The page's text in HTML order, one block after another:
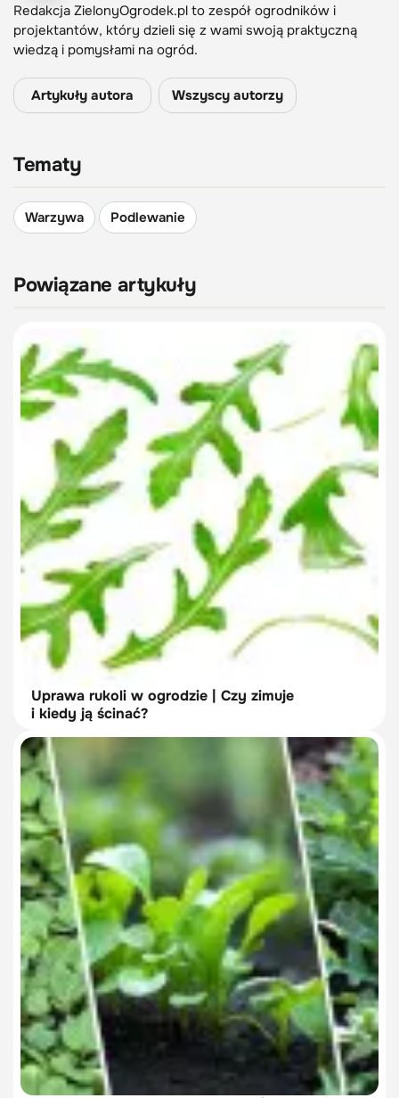
Redakcja ZielonyOgrodek.pl to zespół ogrodników i
projektantów, który dzieli się z wami swoją praktyczną
wiedzą i pomysłami na ogród.
Artykuły autora Wszyscy autorzy
Tematy
Warzywa Podlewanie
Powiązane artykuły
Uprawa rukoli w ogrodzie | Czy zimuje
i kiedy ją ścinać?